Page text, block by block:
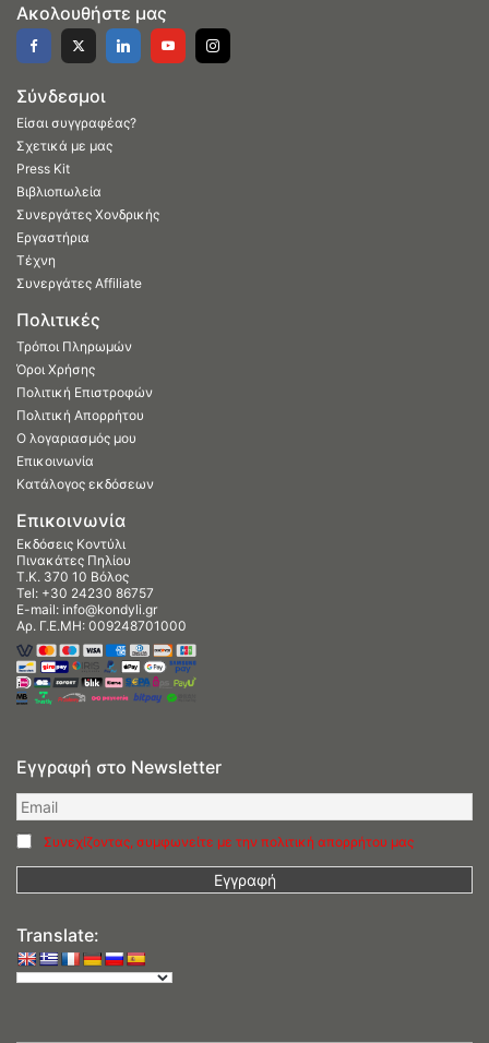
Ακολουθήστε μας
Σύνδεσμοι
Είσαι συγγραφέας?
Σχετικά με μας
Press Kit
Βιβλιοπωλεία
Συνεργάτες Χονδρικής
Εργαστήρια
Τέχνη
Συνεργάτες Affiliate
Πολιτικές
Τρόποι Πληρωμών
Όροι Χρήσης
Πολιτική Επιστροφών
Πολιτική Απορρήτου
Ο λογαριασμός μου
Επικοινωνία
Κατάλογος εκδόσεων
Επικοινωνία
Εκδόσεις Κοντύλι
Πινακάτες Πηλίου
Τ.Κ. 370 10 Βόλος
Tel: +30 24230 86757
E-mail: info@kondyli.gr
Αρ. Γ.Ε.ΜΗ: 009248701000
Εγγραφή στο Newsletter
Συνεχίζοντας, συμφωνείτε με την πολιτική απορρήτου μας
Translate: